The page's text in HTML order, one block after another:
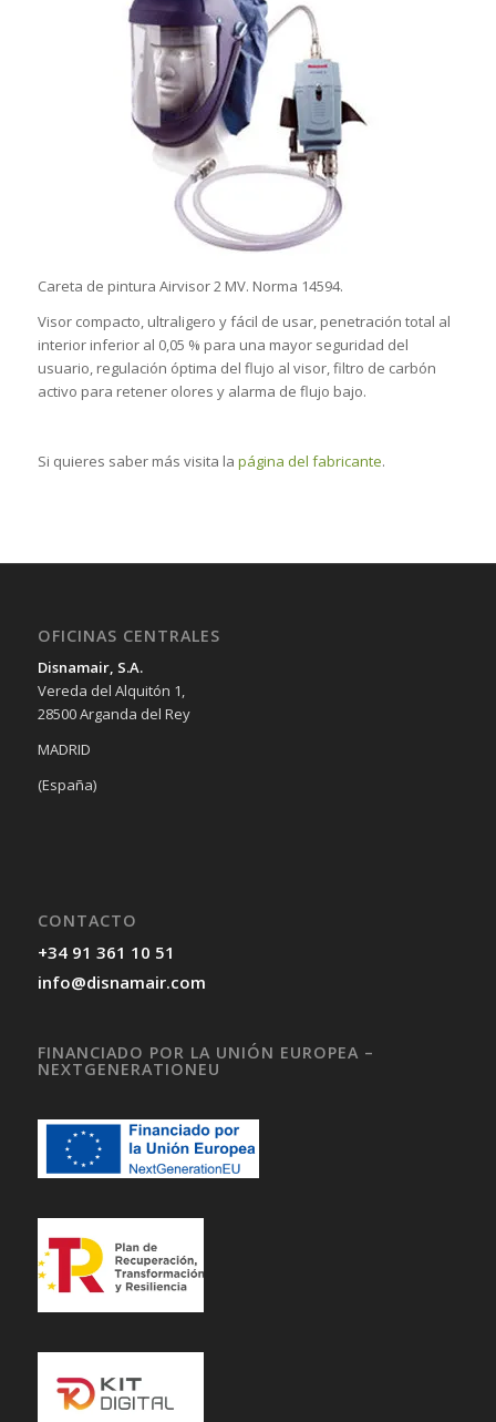
Careta de pintura Airvisor 2 MV. Norma 14594.
Visor compacto, ultraligero y fácil de usar, penetración total al
interior inferior al 0,05 % para una mayor seguridad del
usuario, regulación óptima del flujo al visor, filtro de carbón
activo para retener olores y alarma de flujo bajo.
Si quieres saber más visita la página del fabricante.
OFICINAS CENTRALES
Disnamair, S.A.
Vereda del Alquitón 1,
28500 Arganda del Rey
MADRID
(España)
CONTACTO
+34 91 361 10 51
info@disnamair.com
FINANCIADO POR LA UNIÓN EUROPEA –
NEXTGENERATIONEU